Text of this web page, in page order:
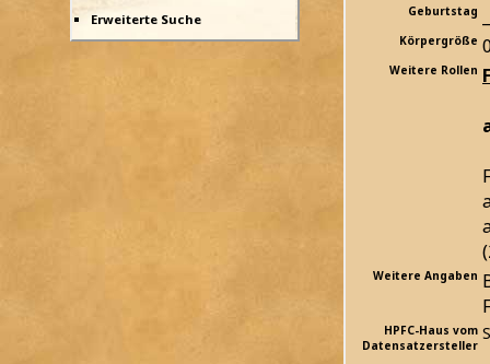
Erweiterte Suche
Geburtstag
Körpergröße
Weitere Rollen
Weitere Angaben
HPFC-Haus vom
Datensatzersteller